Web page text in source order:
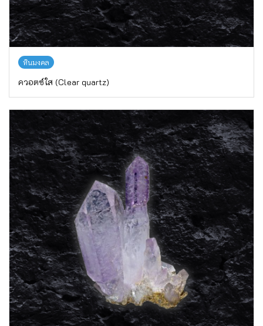
หินมงคล
ควอตซ์ใส (Clear quartz)